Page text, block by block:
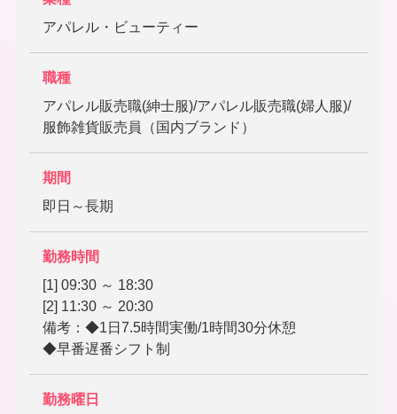
アパレル・ビューティー
職種
アパレル販売職(紳士服)/アパレル販売職(婦人服)/
服飾雑貨販売員（国内ブランド）
期間
即日～長期
勤務時間
[1] 09:30 ～ 18:30
[2] 11:30 ～ 20:30
備考：◆1日7.5時間実働/1時間30分休憩
◆早番遅番シフト制
勤務曜日